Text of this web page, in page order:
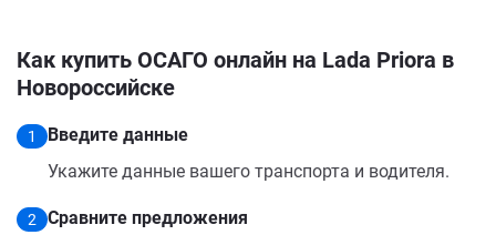
Как купить ОСАГО онлайн на Lada Priora в
Новороссийске
1
Введите данные
Укажите данные вашего транспорта и водителя.
2
Сравните предложения